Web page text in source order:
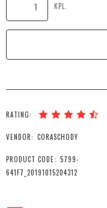
KPL.
RATING:
VENDOR: CORASCHODY
PRODUCT CODE: 5799-
641F7_20191015204312